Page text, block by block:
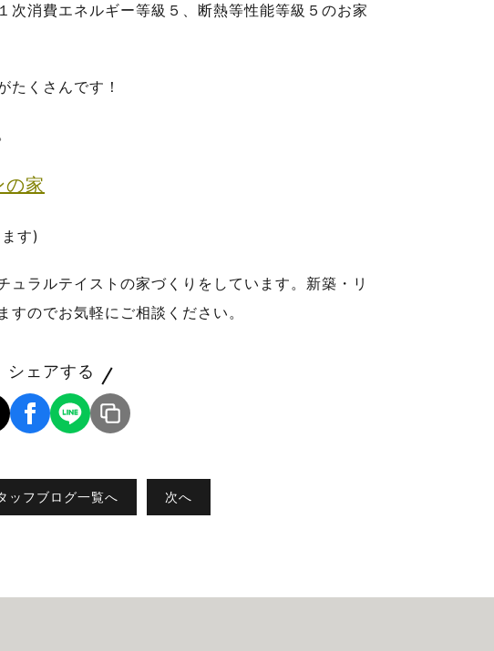
次消費エネルギー等級５、断熱等性能等級５のお家
たくさんです！
の家
す)
ラルテイストの家づくりをしています。新築・リ
のでお気軽にご相談ください。
シェアする
ッフブログ一覧へ 次へ